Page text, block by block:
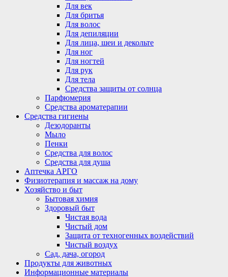
Для век
Для бритья
Для волос
Для депиляции
Для лица, шеи и декольте
Для ног
Для ногтей
Для рук
Для тела
Средства защиты от солнца
Парфюмерия
Средства ароматерапии
Средства гигиены
Дезодоранты
Мыло
Пенки
Средства для волос
Средства для душа
Аптечка АРГО
Физиотерапия и массаж на дому
Хозяйство и быт
Бытовая химия
Здоровый быт
Чистая вода
Чистый дом
Защита от техногенных воздействий
Чистый воздух
Сад, дача, огород
Продукты для животных
Информационные материалы